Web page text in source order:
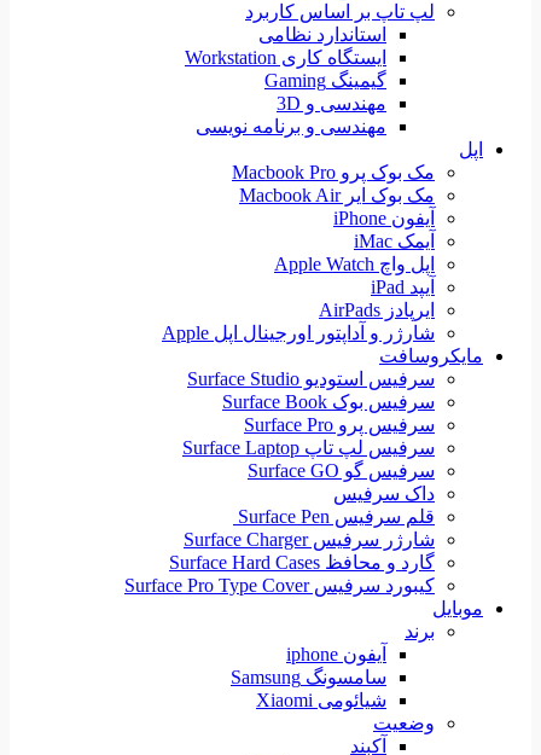
لپ تاپ بر اساس کاربرد
استاندارد نظامی
ایستگاه کاری Workstation
گیمینگ Gaming
مهندسی و 3D
مهندسی و برنامه نویسی
اپل
مک بوک پرو Macbook Pro
مک بوک ایر Macbook Air
آیفون iPhone
آیمک iMac
اپل واچ Apple Watch
آیپد iPad
ایرپادز AirPads
شارژر و آداپتور اورجینال اپل Apple
مایکروسافت
سرفیس استودیو Surface Studio
سرفیس بوک Surface Book
سرفیس پرو Surface Pro
سرفیس لپ تاپ Surface Laptop
سرفیس گو Surface GO
داک سرفیس
قلم سرفیس Surface Pen
شارژر سرفیس Surface Charger
گارد و محافظ Surface Hard Cases
کیبورد سرفیس Surface Pro Type Cover
موبایل
برند
آیفون iphone
سامسونگ Samsung
شیائومی Xiaomi
وضعیت
آکبند